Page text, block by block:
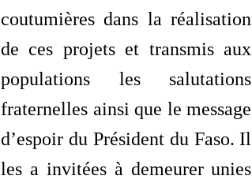
coutumières dans la réalisation
de ces projets et transmis aux
populations les salutations
fraternelles ainsi que le message
d’espoir du Président du Faso. Il
les a invitées à demeurer unies